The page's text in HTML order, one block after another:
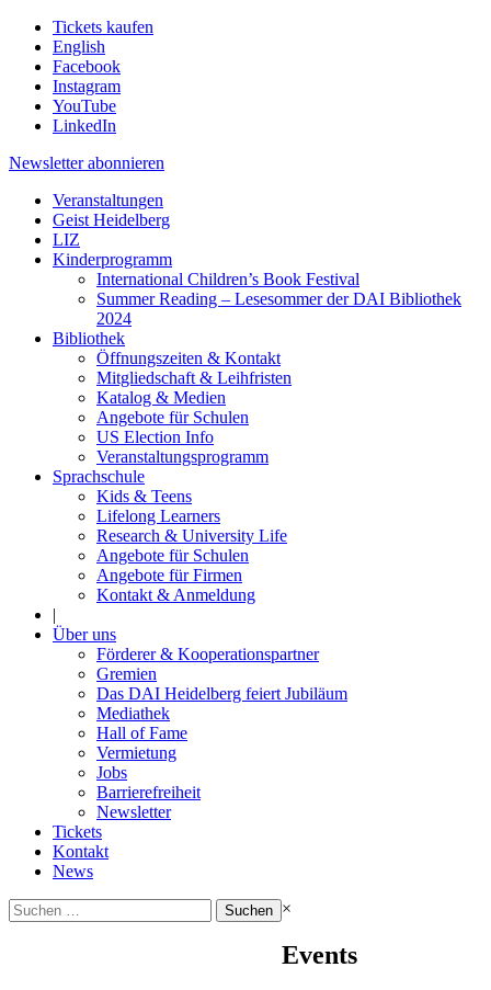
Tickets kaufen
English
Facebook
Instagram
YouTube
LinkedIn
Newsletter abonnieren
Veranstaltungen
Geist Heidelberg
LIZ
Kinderprogramm
International Children’s Book Festival
Summer Reading – Lesesommer der DAI Bibliothek
2024
Bibliothek
Öffnungszeiten & Kontakt
Mitgliedschaft & Leihfristen
Katalog & Medien
Angebote für Schulen
US Election Info
Veranstaltungsprogramm
Sprachschule
Kids & Teens
Lifelong Learners
Research & University Life
Angebote für Schulen
Angebote für Firmen
Kontakt & Anmeldung
|
Über uns
Förderer & Kooperationspartner
Gremien
Das DAI Heidelberg feiert Jubiläum
Mediathek
Hall of Fame
Vermietung
Jobs
Barrierefreiheit
Newsletter
Tickets
Kontakt
News
Suchen
nach:
×
Events